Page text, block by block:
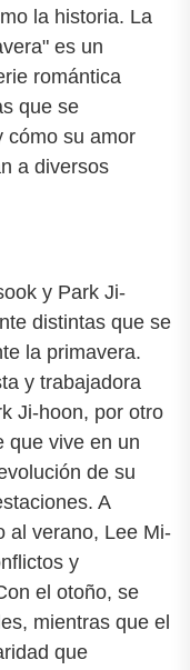
la historia. La
es un
romántica
que se
cómo su amor
a diversos
y Park Ji-
distintas que se
la primavera.
y trabajadora
Ji-hoon, por otro
que vive en un
de su
A
al verano, Lee Mi-
y
el otoño, se
mientras que el
que